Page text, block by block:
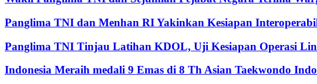
Panglima TNI dan Menhan RI Yakinkan Kesiapan
Panglima TNI Tinjau Latihan KDOL, Uji Kesiapan Operasi
Indonesia Meraih medali 9 Emas di 8 Th Asian Taekwondo